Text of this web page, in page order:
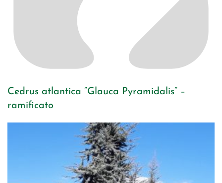
Cedrus atlantica “Glauca Pyramidalis” –
ramificato